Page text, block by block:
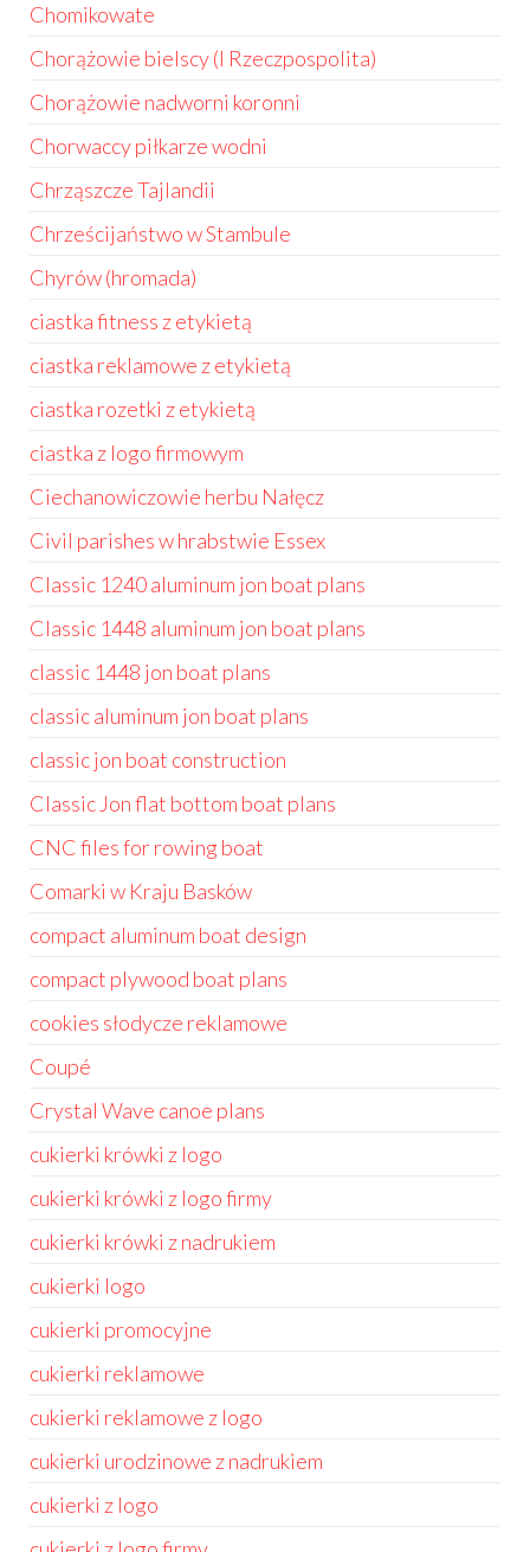
Chomikowate
Chorążowie bielscy (I Rzeczpospolita)
Chorążowie nadworni koronni
Chorwaccy piłkarze wodni
Chrząszcze Tajlandii
Chrześcijaństwo w Stambule
Chyrów (hromada)
ciastka fitness z etykietą
ciastka reklamowe z etykietą
ciastka rozetki z etykietą
ciastka z logo firmowym
Ciechanowiczowie herbu Nałęcz
Civil parishes w hrabstwie Essex
Classic 1240 aluminum jon boat plans
Classic 1448 aluminum jon boat plans
classic 1448 jon boat plans
classic aluminum jon boat plans
classic jon boat construction
Classic Jon flat bottom boat plans
CNC files for rowing boat
Comarki w Kraju Basków
compact aluminum boat design
compact plywood boat plans
cookies słodycze reklamowe
Coupé
Crystal Wave canoe plans
cukierki krówki z logo
cukierki krówki z logo firmy
cukierki krówki z nadrukiem
cukierki logo
cukierki promocyjne
cukierki reklamowe
cukierki reklamowe z logo
cukierki urodzinowe z nadrukiem
cukierki z logo